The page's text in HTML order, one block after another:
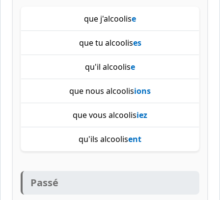
que j'alcoolise
que tu alcoolises
qu'il alcoolise
que nous alcoolisions
que vous alcoolisiez
qu'ils alcoolisent
Passé